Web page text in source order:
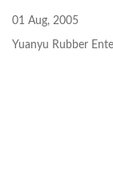
01 Aug, 2005
Yuanyu Rubber